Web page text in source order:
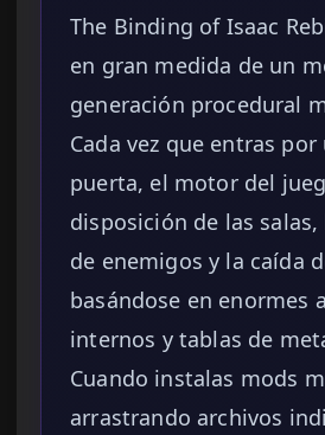
The Binding of Isaac
en gran medida de un
generación procedural
Cada vez que entras por
puerta, el motor del
disposición de las
de enemigos y la caída
basándose en enormes
internos y tablas de
Cuando instalas mods
arrastrando archivos